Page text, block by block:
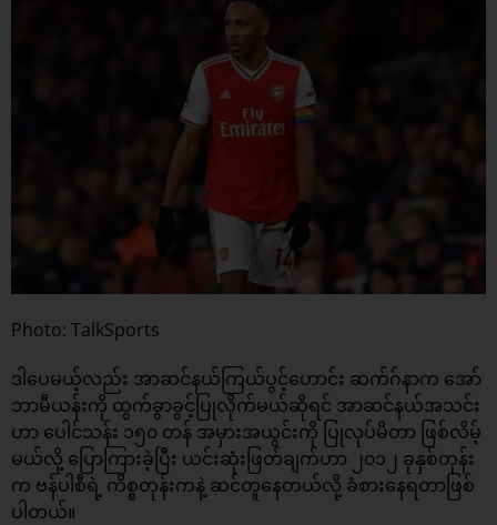
Photo: TalkSports
ဒါပေမယ့်လည်း အာဆင်နယ်ကြယ်ပွင့်ဟောင်း ဆက်ဂ်နာက အော်
ဘာမီယန်းကို ထွက်ခွာခွင့်ပြုလိုက်မယ်ဆိုရင် အာဆင်နယ်အသင်း
ဟာ ပေါင်သန်း ၁၅၀ တန် အမှားအယွင်းကို ပြုလုပ်မိတာ ဖြစ်လိမ့်
မယ်လို့ ပြောကြားခဲ့ပြီး ယင်းဆုံးဖြတ်ချက်ဟာ ၂၀၁၂ ခုနှစ်တုန်း
က ဗန်ပါစီရဲ့ ကိစ္စတုန်းကနဲ့ ဆင်တူနေတယ်လို့ ခံစားနေရတာဖြစ်
ပါတယ်။